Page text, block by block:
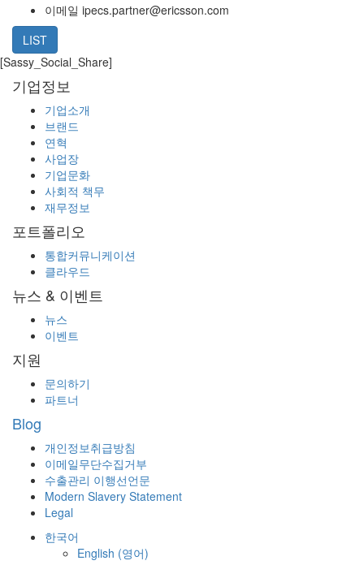
이메일 ipecs.partner@ericsson.com
LIST
[Sassy_Social_Share]
기업정보
기업소개
브랜드
연혁
사업장
기업문화
사회적 책무
재무정보
포트폴리오
통합커뮤니케이션
클라우드
뉴스 & 이벤트
뉴스
이벤트
지원
문의하기
파트너
Blog
개인정보취급방침
이메일무단수집거부
수출관리 이행선언문
Modern Slavery Statement
Legal
한국어
English (영어)